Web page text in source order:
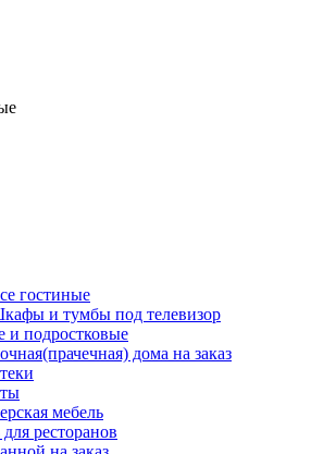
гостиные
и тумбы под телевизор
и подростковые
дома на заказ
мебель
ресторанов